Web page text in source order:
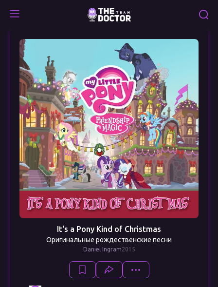
It's a Pony Kind of Christmas
Оригинальные рождественские песни
Daniel Ingram2015